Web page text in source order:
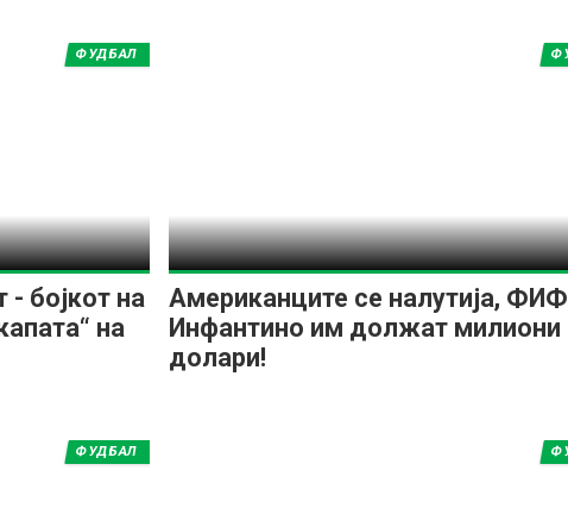
бојкот на
на
ФУДБАЛ
Американците се налутија,
Инфантино им должат милиони
долари!
ФУДБАЛ